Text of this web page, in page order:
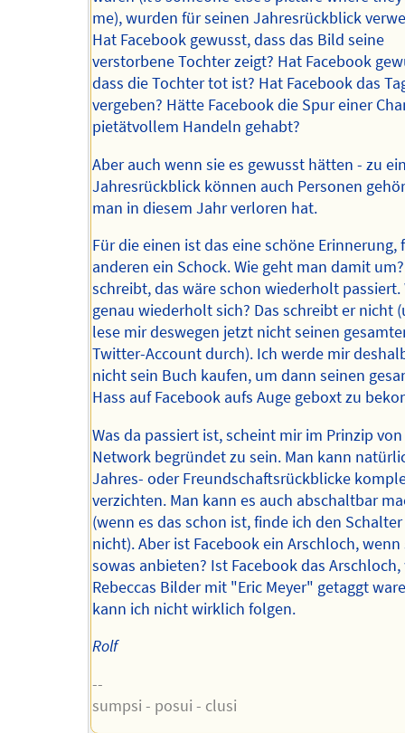
me), wurden für seinen Jahresrückblick
Hat Facebook gewusst, dass das Bild seine
verstorbene Tochter zeigt? Hat Facebook
dass die Tochter tot ist? Hat Facebook das
vergeben? Hätte Facebook die Spur einer
pietätvollem Handeln gehabt?
Aber auch wenn sie es gewusst hätten - zu
Jahresrückblick können auch Personen
man in diesem Jahr verloren hat.
Für die einen ist das eine schöne Erinnerung,
anderen ein Schock. Wie geht man damit
schreibt, das wäre schon wiederholt passiert.
genau wiederholt sich? Das schreibt er nicht
lese mir deswegen jetzt nicht seinen
Twitter-Account durch). Ich werde mir
nicht sein Buch kaufen, um dann seinen
Hass auf Facebook aufs Auge geboxt zu
Was da passiert ist, scheint mir im Prinzip
Network begründet zu sein. Man kann
Jahres- oder Freundschaftsrückblicke
verzichten. Man kann es auch abschaltbar
(wenn es das schon ist, finde ich den
nicht). Aber ist Facebook ein Arschloch, wenn
sowas anbieten? Ist Facebook das
Rebeccas Bilder mit "Eric Meyer" getaggt
kann ich nicht wirklich folgen.
Rolf
--
sumpsi - posui - clusi